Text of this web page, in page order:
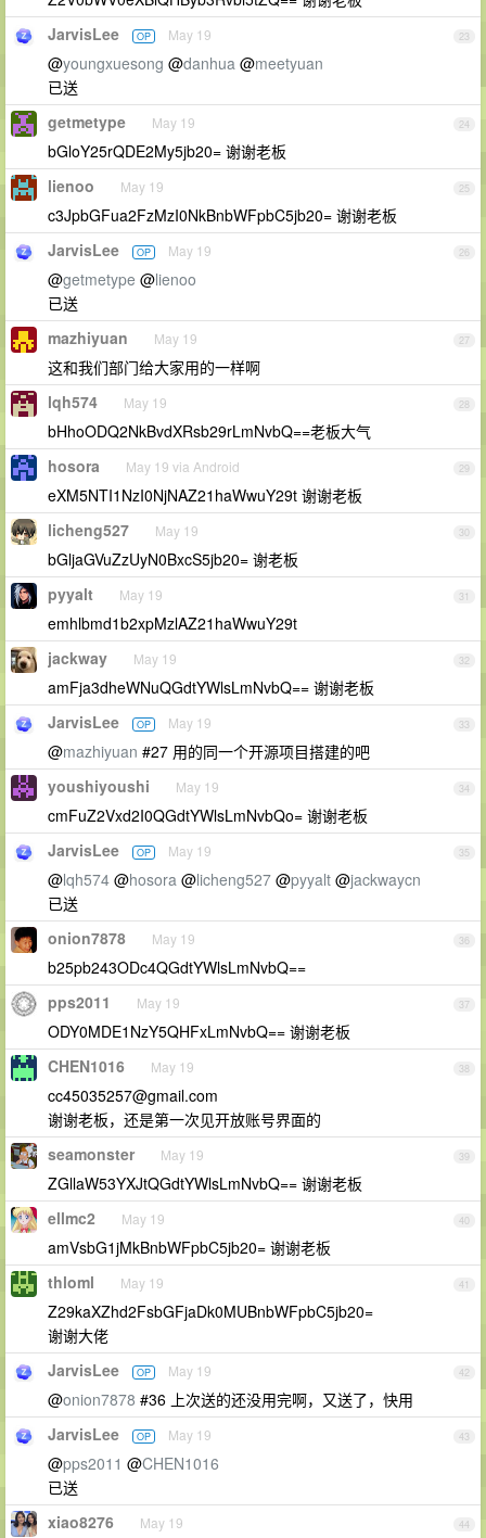
23
JarvisLee OP May 19
@youngxuesong @danhua @meetyuan
已送
24
getmetype May 19
bGloY25rQDE2My5jb20= 谢谢老板
25
lienoo May 19
c3JpbGFua2FzMzI0NkBnbWFpbC5jb20= 谢谢老板
26
JarvisLee OP May 19
@getmetype @lienoo
已送
27
mazhiyuan May 19
这和我们部门给大家用的一样啊
28
lqh574 May 19
bHhoODQ2NkBvdXRsb29rLmNvbQ==老板大气
29
hosora May 19 via Android
eXM5NTI1NzI0NjNAZ21haWwuY29t 谢谢老板
30
licheng527 May 19
bGljaGVuZzUyN0BxcS5jb20= 谢老板
31
pyyalt May 19
emhlbmd1b2xpMzlAZ21haWwuY29t
32
jackway May 19
amFja3dheWNuQGdtYWlsLmNvbQ== 谢谢老板
33
JarvisLee OP May 19
@mazhiyuan #27 用的同一个开源项目搭建的吧
34
youshiyoushi May 19
cmFuZ2Vxd2I0QGdtYWlsLmNvbQo= 谢谢老板
35
JarvisLee OP May 19
@lqh574 @hosora @licheng527 @pyyalt @jackwaycn
已送
36
onion7878 May 19
b25pb243ODc4QGdtYWlsLmNvbQ==
37
pps2011 May 19
ODY0MDE1NzY5QHFxLmNvbQ== 谢谢老板
38
CHEN1016 May 19
cc45035257@gmail.com
谢谢老板，还是第一次见开放账号界面的
39
seamonster May 19
ZGllaW53YXJtQGdtYWlsLmNvbQ== 谢谢老板
40
ellmc2 May 19
amVsbG1jMkBnbWFpbC5jb20= 谢谢老板
41
thloml May 19
Z29kaXZhd2FsbGFjaDk0MUBnbWFpbC5jb20=
谢谢大佬
42
JarvisLee OP May 19
@onion7878 #36 上次送的还没用完啊，又送了，快用
43
JarvisLee OP May 19
@pps2011 @CHEN1016
已送
44
xiao8276 May 19